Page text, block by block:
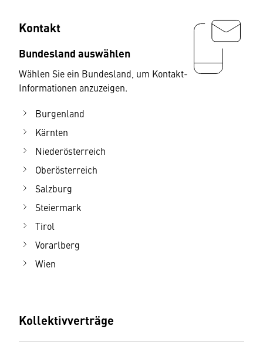
Kontakt
Bundesland auswählen
Wählen Sie ein Bundesland, um Kontakt-
Informationen anzuzeigen.
Burgenland
Kärnten
Niederösterreich
Oberösterreich
Salzburg
Steiermark
Tirol
Vorarlberg
Wien
Kollektivverträge